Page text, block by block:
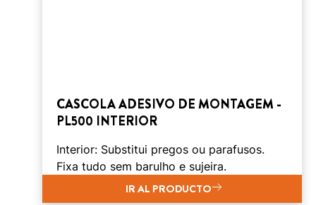
CASCOLA ADESIVO DE MONTAGEM -
PL500 INTERIOR
Interior: Substitui pregos ou parafusos.
Fixa tudo sem barulho e sujeira.
IR AL PRODUCTO